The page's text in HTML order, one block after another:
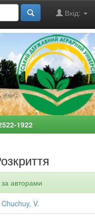
Вхід:
1922
за авторами
Chuchuy, V.